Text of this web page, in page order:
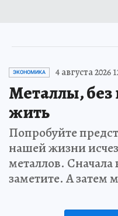
ЭКОНОМИКА 4 августа 2026
Металлы,
жить
Попробуйте
нашей жизни
металлов. Сначала
заметите. А затем